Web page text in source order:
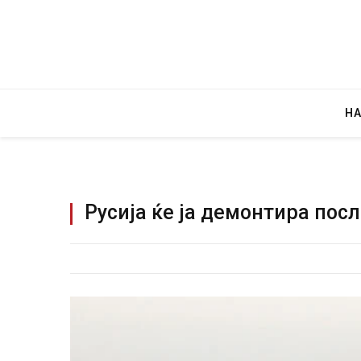
Русија ќе ја демонтира